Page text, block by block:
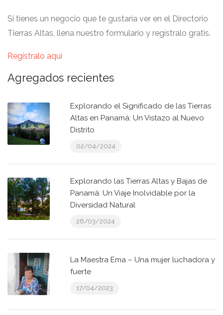
Si tienes un negocio que te gustaría ver en el Directorio
Tierras Altas, llena nuestro formulario y regístralo gratis.
Regístralo aquí
Agregados recientes
Explorando el Significado de las Tierras
Altas en Panamá: Un Vistazo al Nuevo
Distrito
02/04/2024
Explorando las Tierras Altas y Bajas de
Panamá: Un Viaje Inolvidable por la
Diversidad Natural
26/03/2024
La Maestra Ema – Una mujer luchadora y
fuerte
17/04/2023